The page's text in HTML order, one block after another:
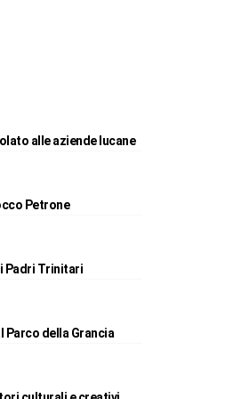
alle aziende lucane
Petrone
Padri Trinitari
della Grancia